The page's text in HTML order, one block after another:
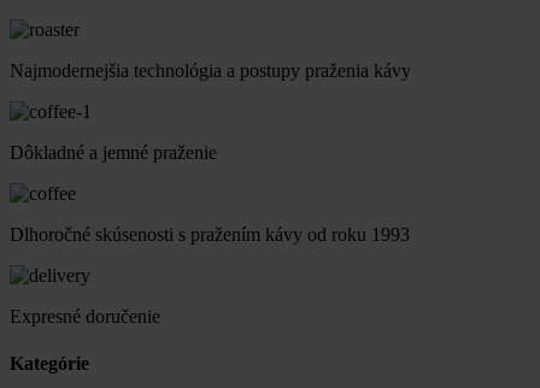
Najmodernejšia technológia a postupy praženia kávy
Dôkladné a jemné praženie
Dlhoročné skúsenosti s pražením kávy od roku 1993
Expresné doručenie
Kategórie